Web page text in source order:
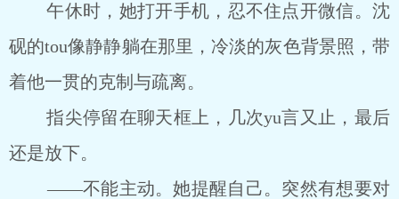
午休时，她打开手机，忍不住点开微信。沈
砚的tou像静静躺在那里，冷淡的灰色背景照，带
着他一贯的克制与疏离。
指尖停留在聊天框上，几次yu言又止，最后
还是放下。
――不能主动。她提醒自己。突然有想要对